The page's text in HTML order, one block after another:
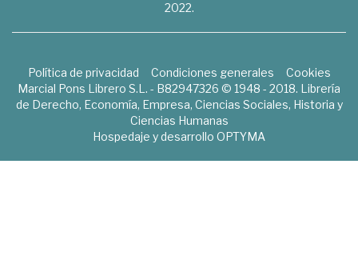
2022.
Política de privacidad Condiciones generales
Cookies
Marcial Pons Librero S.L. - B82947326 © 1948 - 2018. Librería
de Derecho, Economía, Empresa, Ciencias Sociales, Historia y
Ciencias Humanas
Hospedaje y desarrollo OPTYMA